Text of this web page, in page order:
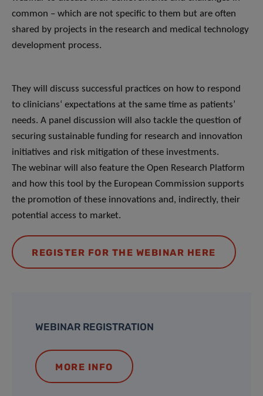
common – which are not specific to them but are often
shared by projects in the research and medical technology
development process.
They will discuss successful practices on how to respond
to clinicians‘ expectations at the same time as patients’
needs. A panel discussion will also tackle the question of
securing sustainable funding for research and innovation
initiatives and risk mitigation of these investments.
The webinar will also feature the Open Research Platform
and how this tool by the European Commission supports
the promotion of these innovations and, indirectly, their
potential access to market.
REGISTER FOR THE WEBINAR HERE
WEBINAR REGISTRATION
MORE INFO